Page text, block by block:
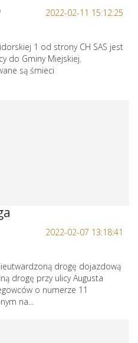
2022-02-11 15:12:25
1 od strony CH SAS jest
do Gminy Miejskiej.
są śmieci
2022-02-07 13:18:41
drogę dojazdową
drogę przy ulicy Augusta
o numerze 11
na...